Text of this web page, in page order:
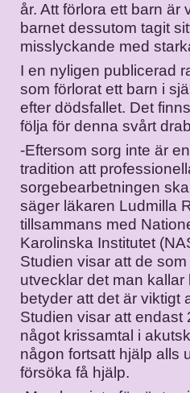
år. Att förlora ett barn är
barnet dessutom tagit
misslyckande med
I en nyligen publicerad
som förlorat ett barn i
efter dödsfallet. Det
följa för denna svårt
-Eftersom sorg inte är
tradition att
sorgebearbetningen
säger läkaren Ludmilla
tillsammans med
Karolinska Institutet
Studien visar att de
utvecklar det man
betyder att det är viktigt
Studien visar att endast
något krissamtal i
någon fortsatt hjälp alls
försöka få hjälp.